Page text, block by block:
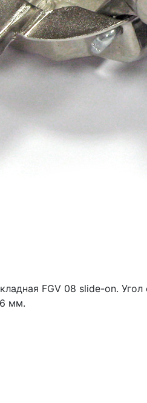
FGV 08 slide-on.
мм.